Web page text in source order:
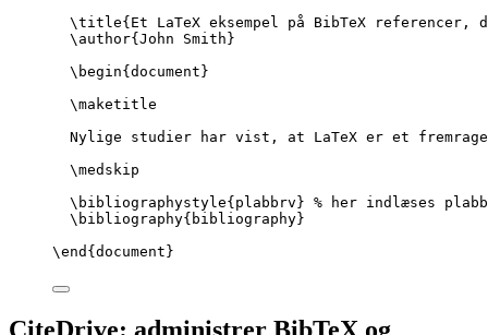
\title{Et LaTeX eksempel på BibTeX
\author{John Smith}
\begin{ document }
\maketitle
Nylige studier har vist, at LaTeX er et
\medskip
\bibliographystyle{plabbrv} % her indlæses
\bibliography{bibliography}
\end { document }